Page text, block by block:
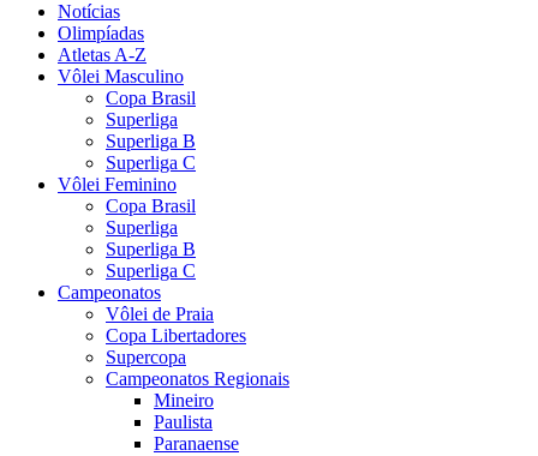
Notícias
Olimpíadas
Atletas A-Z
Vôlei Masculino
Copa Brasil
Superliga
Superliga B
Superliga C
Vôlei Feminino
Copa Brasil
Superliga
Superliga B
Superliga C
Campeonatos
Vôlei de Praia
Copa Libertadores
Supercopa
Campeonatos Regionais
Mineiro
Paulista
Paranaense